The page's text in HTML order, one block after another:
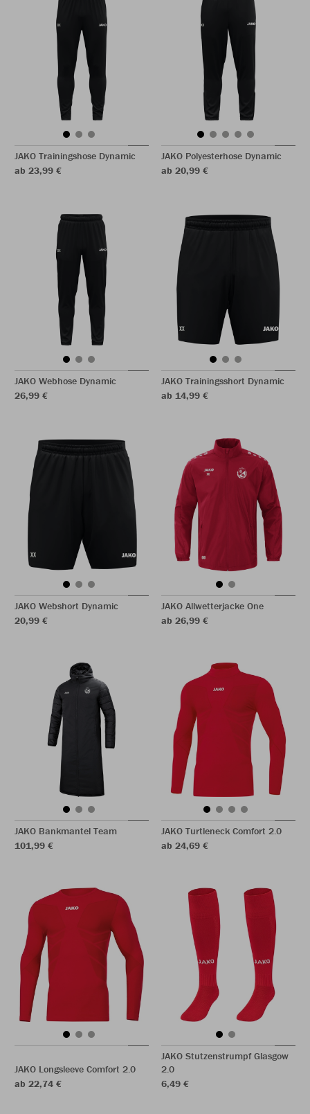
JAKO Trainingshose Dynamic
ab 23,99 €
JAKO Polyesterhose Dynamic
ab 20,99 €
JAKO Webhose Dynamic
26,99 €
JAKO Trainingsshort Dynamic
ab 14,99 €
JAKO Webshort Dynamic
20,99 €
JAKO Allwetterjacke One
ab 26,99 €
JAKO Bankmantel Team
101,99 €
JAKO Turtleneck Comfort 2.0
ab 24,69 €
JAKO Longsleeve Comfort 2.0
ab 22,74 €
JAKO Stutzenstrumpf Glasgow
2.0
6,49 €